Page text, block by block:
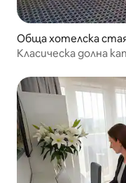
Обща хотелска
Класическа долна